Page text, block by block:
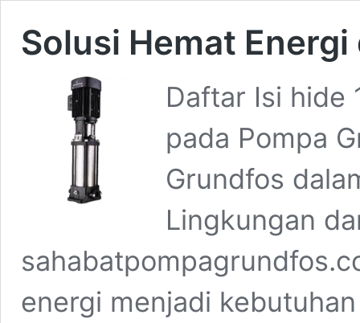
Solusi Hemat
Daftar Isi hide
pada Pompa
Grundfos
Lingkungan
energi menjadi